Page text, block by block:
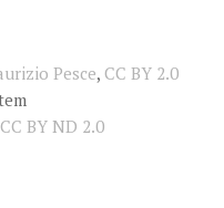
Pesce, CC BY 2.0
CC BY ND 2.0